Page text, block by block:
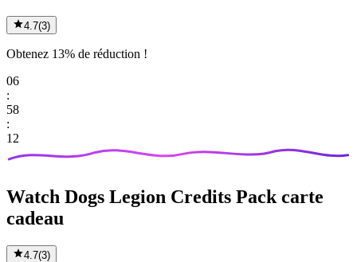
4.7(3)
Obtenez 13% de réduction !
06
:
58
:
12
Watch Dogs Legion Credits Pack carte
cadeau
4.7(3)